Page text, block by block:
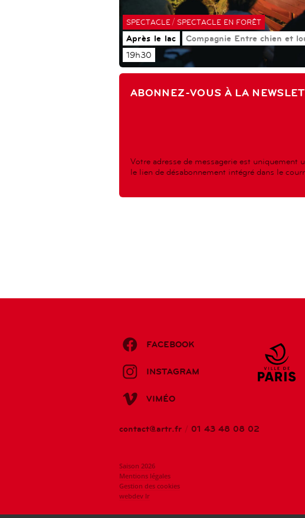
SPECTACLE /SPECTACLE EN FORÊT
Après le lac Compagnie Entre chien et
19h30
ABONNEZ-VOUS À LA
Votre adresse de messagerie est
le lien de désabonnement intégré dans le
FACEBOOK
INSTAGRAM
VIMÉO
contact@artr.fr / 01 43 48 08 02
Saison 2026
Mentions légales
Gestion des cookies
webdev lr